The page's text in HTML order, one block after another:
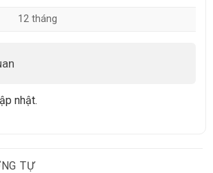
12 tháng
nhật.
TỰ